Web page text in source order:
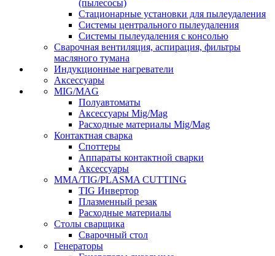
(пылесосы)
Стационарные установки для пылеудаления
Системы центрального пылеудаления
Системы пылеудаления с консолью
Сварочная вентиляция, аспирация, фильтры
масляного тумана
Индукционные нагреватели
Аксессуары
MIG/MAG
Полуавтоматы
Аксессуары Mig/Mag
Расходные материалы Mig/Mag
Контактная сварка
Споттеры
Аппараты контактной сварки
Аксессуары
MMA/TIG/PLASMA CUTTING
TIG Инвертор
Плазменный резак
Расходные материалы
Столы сварщика
Сварочный стол
Генераторы